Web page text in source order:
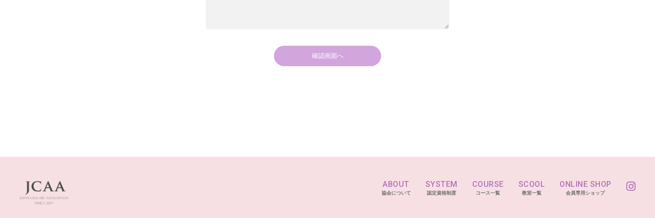
ABOUT
協会について
SYSTEM
認定資格制度
COURSE
コース一覧
SCOOL
教室一覧
ONLINE SHOP
会員専用ショップ